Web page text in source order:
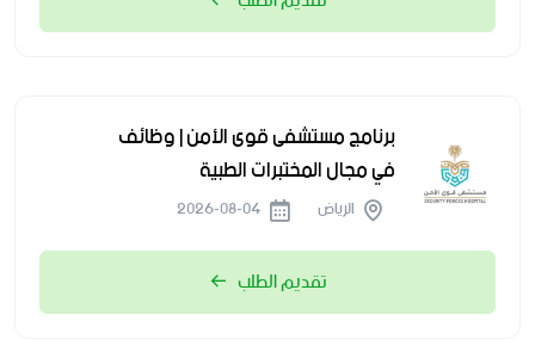
برنامج مستشفى قوى الأمن | وظائف
في مجال المختبرات الطبية
الرياض
تقديم الطلب